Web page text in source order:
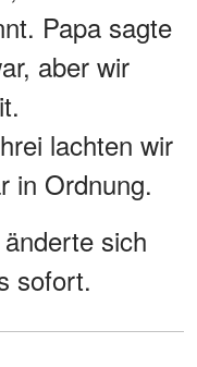
Papa sagte
aber wir
lachten wir
in Ordnung.
sich
sofort.